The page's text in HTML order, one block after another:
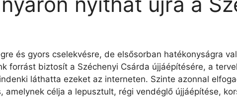
és gyors cselekvésre, de elsősorban hatékonyságra
forrást biztosít a Széchenyi Csárda újjáépítésére, a
láthatta ezeket az interneten. Szinte azonnal
amelynek célja a lepusztult, régi vendéglő újjáépítése,